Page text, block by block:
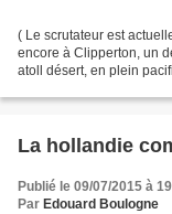
( Le scrutateur est
encore à Clipperton, un
atoll désert, en plein
La hollandie
Publié le 09/07/2015 à
Par Edouard Boulogne